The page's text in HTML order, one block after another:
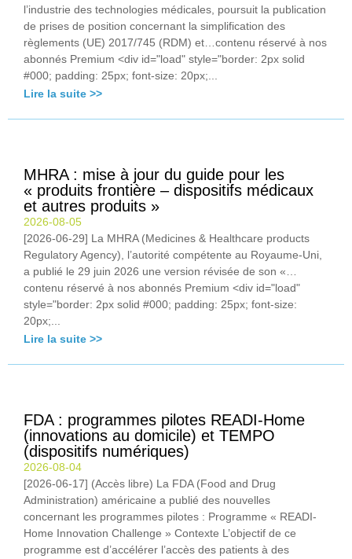
l’industrie des technologies médicales, poursuit la publication
de prises de position concernant la simplification des
règlements (UE) 2017/745 (RDM) et…contenu réservé à nos
abonnés Premium <div id="load" style="border: 2px solid
#000; padding: 25px; font-size: 20px;...
Lire la suite >>
MHRA : mise à jour du guide pour les
« produits frontière – dispositifs médicaux
et autres produits »
2026-08-05
[2026-06-29] La MHRA (Medicines & Healthcare products
Regulatory Agency), l’autorité compétente au Royaume-Uni,
a publié le 29 juin 2026 une version révisée de son «…
contenu réservé à nos abonnés Premium <div id="load"
style="border: 2px solid #000; padding: 25px; font-size:
20px;...
Lire la suite >>
FDA : programmes pilotes READI-Home
(innovations au domicile) et TEMPO
(dispositifs numériques)
2026-08-04
[2026-06-17] (Accès libre) La FDA (Food and Drug
Administration) américaine a publié des nouvelles
concernant les programmes pilotes : Programme « READI-
Home Innovation Challenge » Contexte L’objectif de ce
programme est d’accélérer l’accès des patients à des